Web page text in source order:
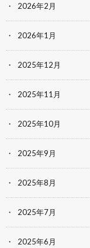
2026年2月
2026年1月
2025年12月
2025年11月
2025年10月
2025年9月
2025年8月
2025年7月
2025年6月